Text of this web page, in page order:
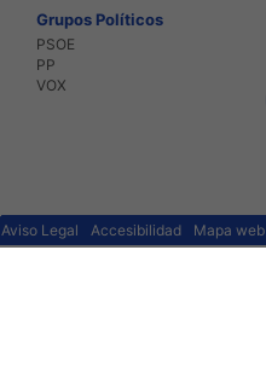
Grupos Políticos
PSOE
PP
VOX
Aviso Legal Accesibilidad Mapa web